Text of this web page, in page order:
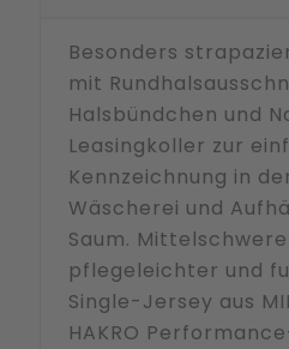
MengeBesonders
mit
Halsbündchen und
Leasingkoller zur
Kennzeichnung in
Wäscherei und
Saum.
pflegeleichter und
Single-Jersey aus
HAKRO